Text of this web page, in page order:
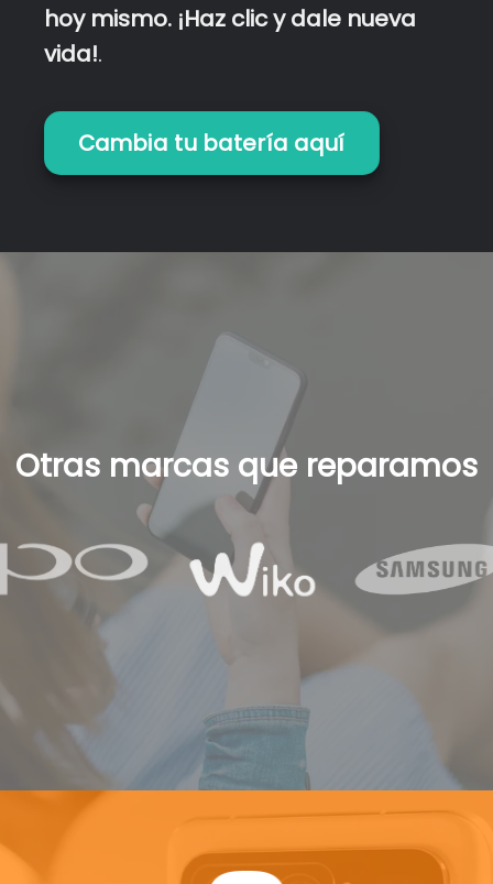
hoy mismo. ¡Haz clic y dale nueva
vida!.
Cambia tu batería aquí
Otras marcas que reparamos